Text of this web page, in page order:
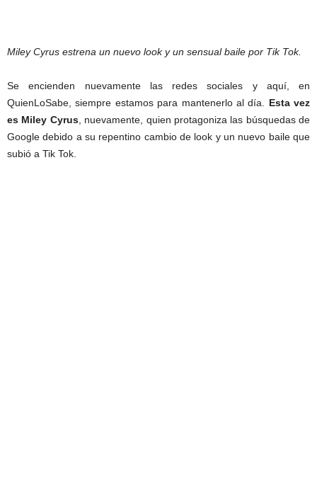
Miley Cyrus estrena un nuevo look y un sensual baile por Tik Tok.
Se encienden nuevamente las redes sociales y aquí, en
QuienLoSabe, siempre estamos para mantenerlo al día. Esta vez
es Miley Cyrus, nuevamente, quien protagoniza las búsquedas de
Google debido a su repentino cambio de look y un nuevo baile que
subió a Tik Tok.